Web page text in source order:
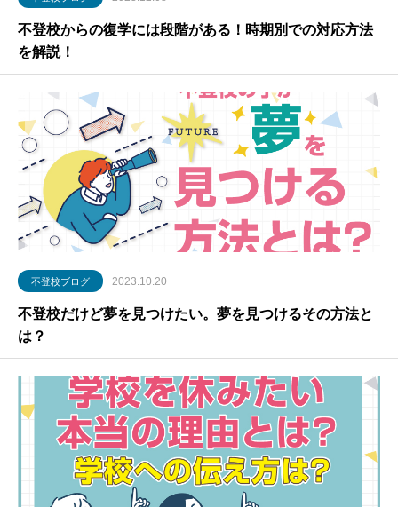
不登校からの復学には段階がある！時期別での対応方法
を解説！
不登校ブログ 2023.10.20
不登校だけど夢を見つけたい。夢を見つけるその方法と
は？